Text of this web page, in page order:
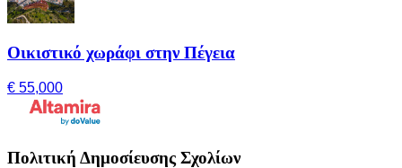
Οικιστικό χωράφι στην Πέγεια
€ 55,000
Πολιτική Δημοσίευσης Σχολίων